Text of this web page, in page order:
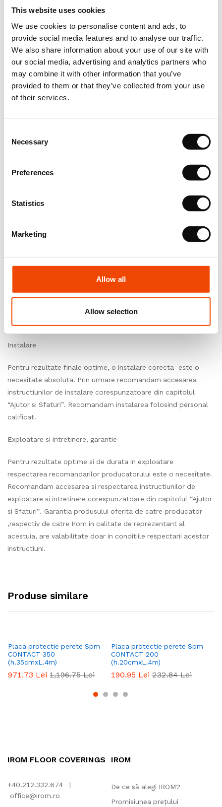
This website uses cookies
We use cookies to personalise content and ads, to
provide social media features and to analyse our traffic.
We also share information about your use of our site with
our social media, advertising and analytics partners who
may combine it with other information that you’ve
provided to them or that they’ve collected from your use
of their services.
Selection
Necessary
Preferences
Statistics
Marketing
Allow all
Allow selection
Produs si impachetat la bucata, cantitate standard pe bucata
(ml/buc) conform prezentarii produsului pe site, specificata in
fisa tehnica. Produs vandut la bucata, conform modului in
care se livreaza produsul de catre producator. Astfel
cantitatea totala in bucati care se va comanda, respectiv
achizitiona, va insemna un numar intreg de bucati/ml(metri
liniari).
Depozitati cu atentie produsele pe o suprafata plana in
de ore pentru a se aclimatiza.
foarte important sa folositi produse din acelasi lot de
fabricatie in aceeasi incapere. Prin urmare, trebuie sa verificati
In asteptarea instalarii, depozitati produsele intr-o camera
inchisa, unde temperatura este cuprinsa intre 15°C si 25°C,
umiditatea relativa ± 60%.
Instalare
Pentru rezultate finale optime, o instalare corecta este o
necesitate absoluta. Prin urmare recomandam accesarea
instructiunilor de instalare corespunzatoare din capitolul
“Ajutor si Sfaturi”. Recomandam instalarea folosind personal
calificat.
Exploatare si intretinere, garantie
Pentru rezultate optime si de durata in exploatare
respectarea recomandarilor producatorului este o necesitate.
Recomandam accesarea si respectarea instructiunilor de
exploatare si intretinere corespunzatoare din capitolul “Ajutor
si Sfaturi”. Garantia produsului oferita de catre producator
,respectiv de catre Irom in calitate de reprezentant al
acestuia, are valabilitate doar in conditiile respectarii acestor
instructiuni.
Produse similare
Placa protectie perete Spm
CONTACT 350
(h.35cmxL.4m)
971.73 Lei 1,196.75 Lei
Placa protectie perete Spm
CONTACT 200
(h.20cmxL.4m)
190.95 Lei 232.84 Lei
IROM FLOOR COVERINGS
+40.212.332.674 |
office@irom.ro
IROM
De ce să alegi IROM?
Promisiunea prețului